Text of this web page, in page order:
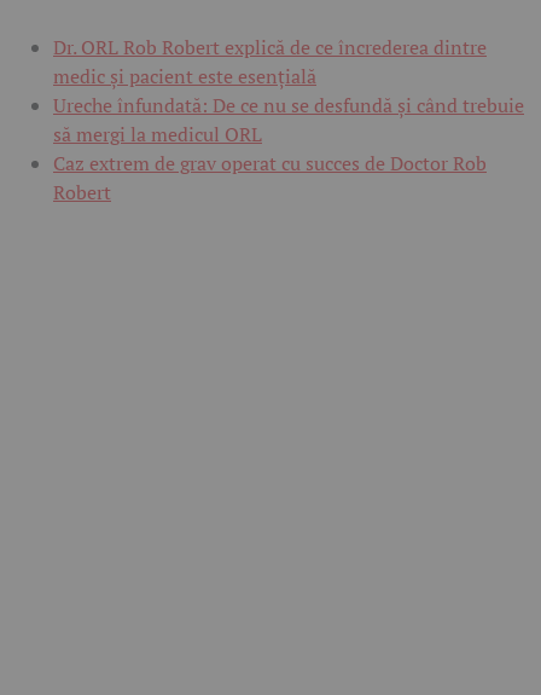
Dr. ORL Rob Robert explică de ce încrederea dintre
medic și pacient este esențială
Ureche înfundată: De ce nu se desfundă și când trebuie
să mergi la medicul ORL
Caz extrem de grav operat cu succes de Doctor Rob
Robert